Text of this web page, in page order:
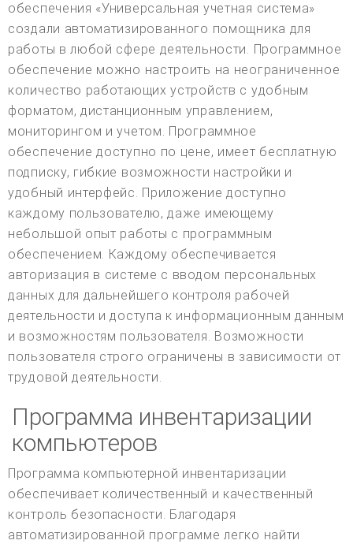
обеспечения «Универсальная учетная система»
создали автоматизированного помощника для
работы в любой сфере деятельности. Программное
обеспечение можно настроить на неограниченное
количество работающих устройств с удобным
форматом, дистанционным управлением,
мониторингом и учетом. Программное
обеспечение доступно по цене, имеет бесплатную
подписку, гибкие возможности настройки и
удобный интерфейс. Приложение доступно
каждому пользователю, даже имеющему
небольшой опыт работы с программным
обеспечением. Каждому обеспечивается
авторизация в системе с вводом персональных
данных для дальнейшего контроля рабочей
деятельности и доступа к информационным данным
и возможностям пользователя. Возможности
пользователя строго ограничены в зависимости от
трудовой деятельности.
Программа инвентаризации
компьютеров
Программа компьютерной инвентаризации
обеспечивает количественный и качественный
контроль безопасности. Благодаря
автоматизированной программе легко найти